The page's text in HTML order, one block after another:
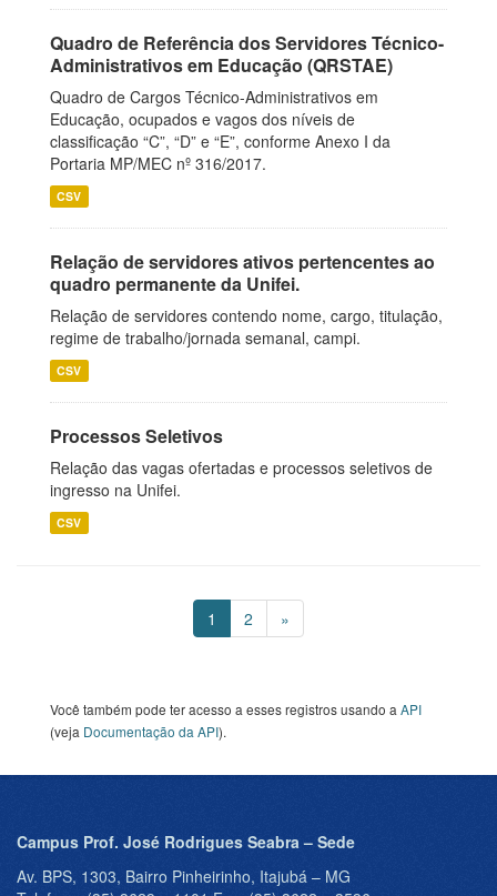
Quadro de Referência dos Servidores Técnico-
Administrativos em Educação (QRSTAE)
Quadro de Cargos Técnico-Administrativos em
Educação, ocupados e vagos dos níveis de
classificação “C”, “D” e “E”, conforme Anexo I da
Portaria MP/MEC nº 316/2017.
CSV
Relação de servidores ativos pertencentes ao
quadro permanente da Unifei.
Relação de servidores contendo nome, cargo, titulação,
regime de trabalho/jornada semanal, campi.
CSV
Processos Seletivos
Relação das vagas ofertadas e processos seletivos de
ingresso na Unifei.
CSV
1 2 »
Você também pode ter acesso a esses registros usando a API
(veja Documentação da API).
Campus Prof. José Rodrigues Seabra – Sede
Av. BPS, 1303, Bairro Pinheirinho, Itajubá – MG